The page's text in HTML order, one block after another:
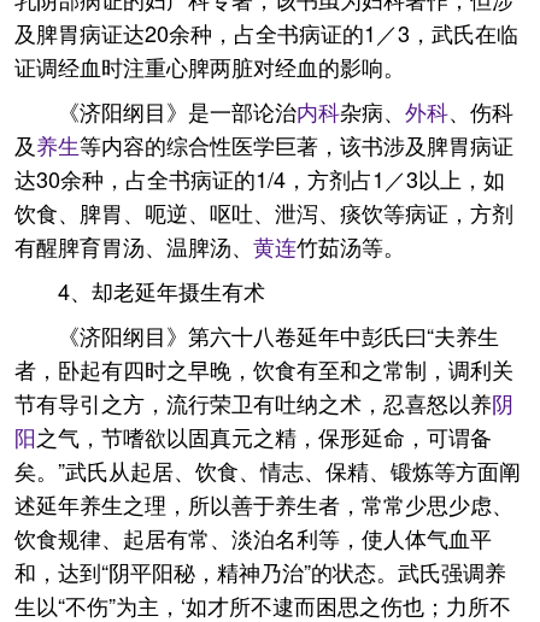
及脾胃病证达20余种，占全书病证的1／3，武氏在临
证调经血时注重心脾两脏对经血的影响。
《济阳纲目》是一部论治内科杂病、 外科、伤科
及养生等内容的综合性医学巨著，该书涉及脾胃病证
达30余种，占全书病证的1/4，方剂占1／3以上，如
饮食、脾胃、呃逆、呕吐、泄泻、痰饮等病证，方剂
有醒脾育胃汤、温脾汤、 黄连竹茹汤等。
4、却老延年摄生有术
《济阳纲目》第六十八卷延年中彭氏曰“夫养生
者，卧起有四时之早晚，饮食有至和之常制，调利关
节有导引之方，流行荣卫有吐纳之术，忍喜怒以养阴
阳之气，节嗜欲以固真元之精，保形延命，可谓备
矣。”武氏从起居、饮食、情志、保精、锻炼等方面阐
述延年养生之理，所以善于养生者，常常少思少虑、
饮食规律、起居有常、淡泊名利等，使人体气血平
和，达到“阴平阳秘，精神乃治”的状态。武氏强调养
生以“不伤”为主，‘如才所不逮而困思之伤也；力所不